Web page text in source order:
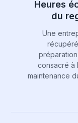
Heures
du
Une
consacré à
maintenance